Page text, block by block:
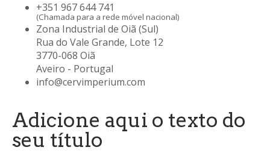
+351 967 644 741
(Chamada para a rede móvel nacional)
Zona Industrial de Oiã (Sul)
Rua do Vale Grande, Lote 12
3770-068 Oiã
Aveiro - Portugal
info@cervimperium.com
Adicione aqui o texto do
seu título